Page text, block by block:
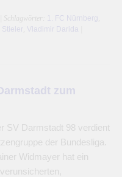
| Schlagwörter: 1. FC Nürnberg
Stieler Vladimir Darida
zum
SV Darmstadt 98 verdient
der Bundesliga.
Widmayer hat ein